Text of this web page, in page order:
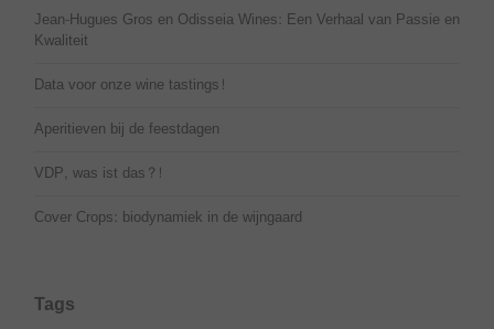
Jean-Hugues Gros en Odisseia Wines: Een Verhaal van Passie en
Kwaliteit
Data voor onze wine tastings!
Aperitieven bij de feestdagen
VDP, was ist das?!
Cover Crops: biodynamiek in de wijngaard
Tags